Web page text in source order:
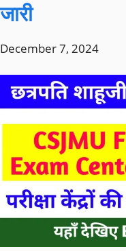
जारी
December 7, 2024